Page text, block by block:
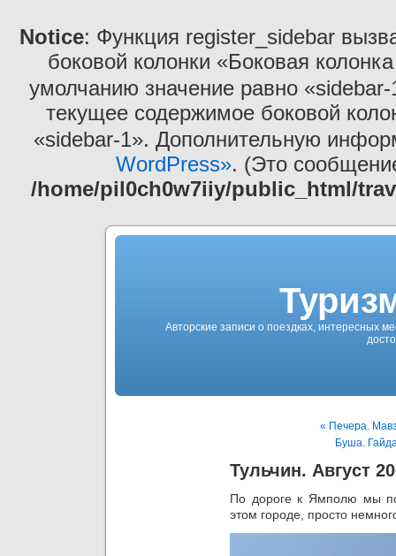
Notice: Функция register_sidebar
боковой колонки «Боковая
умолчанию значение равно
текущее содержимое боковой
«sidebar-1». Дополнительную
WordPress». (Это
/home/pil0ch0w7iiy/public_html/
Авторские записи о поездках, интересных
« Печера.
Буша.
Тульчин. Август
По дороге к Ямполю мы
этом городе, просто